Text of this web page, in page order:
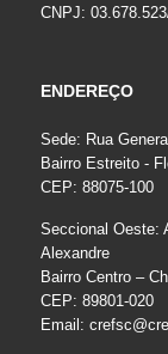
CNPJ:
ENDEREÇO
Sede: Rua
Bairro Estreito -
CEP: 88075-100
Seccional Oeste:
Alexandre
Bairro Centro –
CEP: 89801-020
Email: